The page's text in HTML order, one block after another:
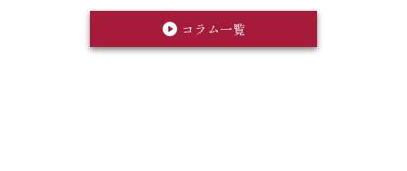
コラム一覧